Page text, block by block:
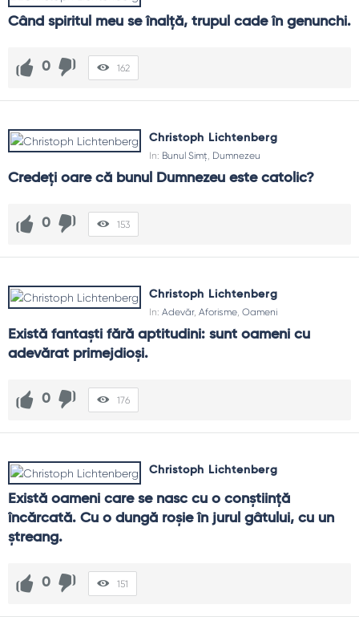
Când spiritul meu se înalţă, trupul cade în genunchi.
0 162
Christoph Lichtenberg
In: Bunul Simț, Dumnezeu
Credeţi oare că bunul Dumnezeu este catolic?
0 153
Christoph Lichtenberg
In: Adevăr, Aforisme, Oameni
Există fantaşti fără aptitudini: sunt oameni cu
adevărat primejdioşi.
0 176
Christoph Lichtenberg
Există oameni care se nasc cu o conştiinţă
încărcată. Cu o dungă roşie în jurul gâtului, cu un
ştreang.
0 151